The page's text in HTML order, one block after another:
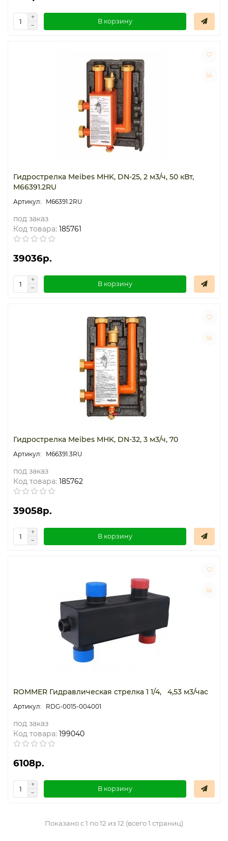
В корзину
Гидрострелка Meibes MHK, DN-25, 2 м3/ч, 50 кВт,
M66391.2RU
M66391.2RU
под заказ
Код товара: 185761
39036р.
В корзину
Гидрострелка Meibes MHK, DN-32, 3 м3/ч, 70
M66391.3RU
под заказ
Код товара: 185762
39058р.
В корзину
ROMMER Гидравлическая стрелка 1 1/4, 4,53 м3/час
RDG-0015-004001
под заказ
Код товара: 199040
6108р.
В корзину
Показано с 1 по 12 из 12 (всего 1 страниц)